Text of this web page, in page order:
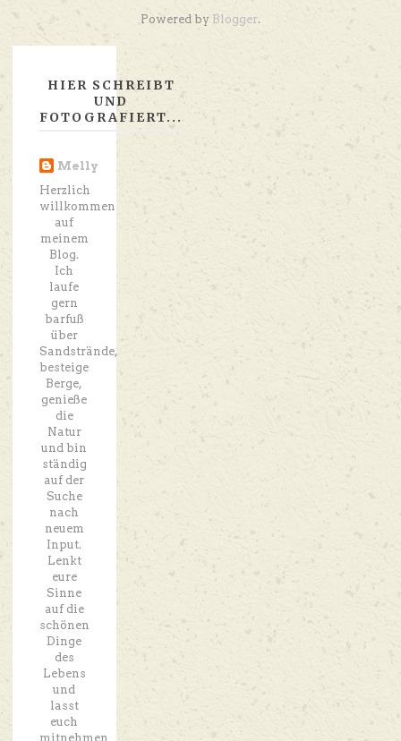
Powered by Blogger.
HIER SCHREIBT
UND
FOTOGRAFIERT...
Melly
Herzlich
willkommen
auf
meinem
Blog.
Ich
laufe
gern
barfuß
über
Sandstrände,
besteige
Berge,
genieße
die
Natur
und bin
ständig
auf der
Suche
nach
neuem
Input.
Lenkt
eure
Sinne
auf die
schönen
Dinge
des
Lebens
und
lasst
euch
mitnehmen